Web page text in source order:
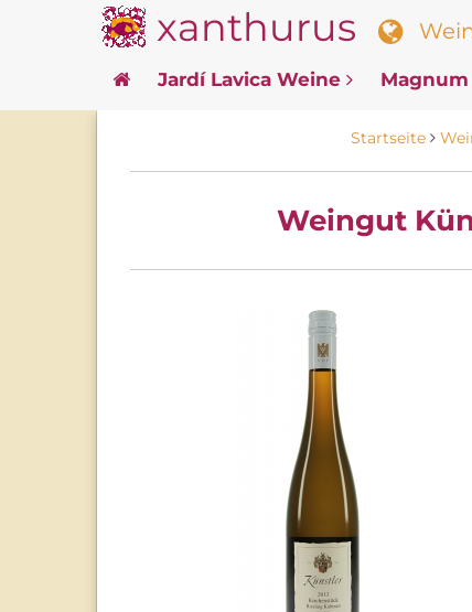
xanthurus
Jardí Lavica Weine Magnum
Startseite
Weingut